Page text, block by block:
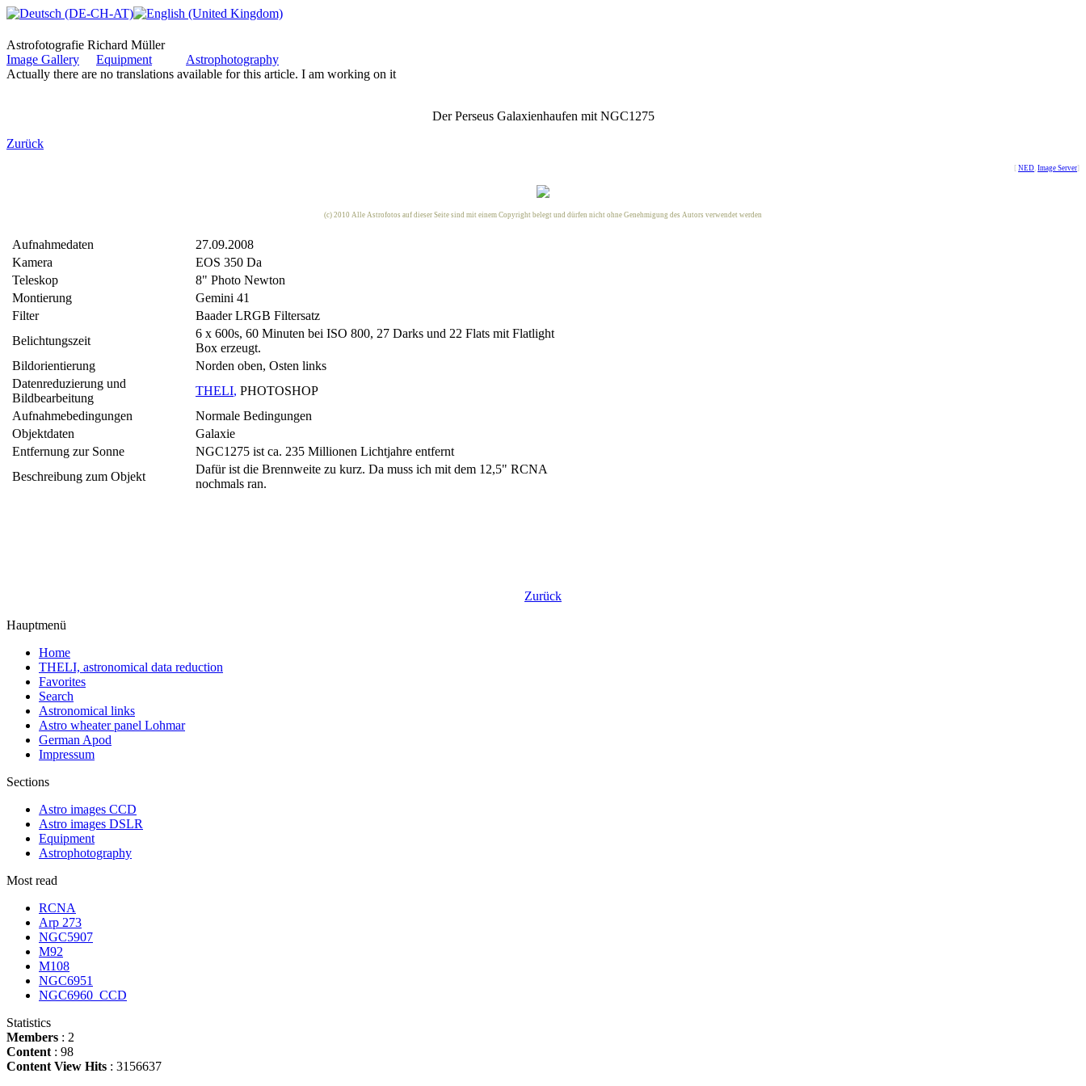
Astrofotografie Richard Müller
Image Gallery
Equipment
Astrophotography
Actually there are no translations available for this article. I am working on it
Der Perseus Galaxienhaufen mit NGC1275
Zurück
[ NED, Image Server]
(c) 2010 Alle Astrofotos auf dieser Seite sind mit einem Copyright belegt und dürfen nicht ohne Genehmigung des Autors verwendet werden
Aufnahmedaten
27.09.2008
Kamera
EOS 350 Da
Teleskop
8" Photo Newton
Montierung
Gemini 41
Filter
Baader LRGB Filtersatz
Belichtungszeit
6 x 600s, 60 Minuten bei ISO 800, 27 Darks und 22 Flats mit Flatlight
Box erzeugt.
Bildorientierung
Norden oben, Osten links
Datenreduzierung und
Bildbearbeitung
THELI, PHOTOSHOP
Aufnahmebedingungen
Normale Bedingungen
Objektdaten
Galaxie
Entfernung zur Sonne
NGC1275 ist ca. 235 Millionen Lichtjahre entfernt
Beschreibung zum Objekt
Dafür ist die Brennweite zu kurz. Da muss ich mit dem 12,5" RCNA
nochmals ran.
Zurück
Hauptmenü
Home
THELI, astronomical data reduction
Favorites
Search
Astronomical links
Astro wheater panel Lohmar
German Apod
Impressum
Sections
Astro images CCD
Astro images DSLR
Equipment
Astrophotography
Most read
RCNA
Arp 273
NGC5907
M92
M108
NGC6951
NGC6960_CCD
Statistics
Members : 2
Content: 98
Content View Hits : 3156637